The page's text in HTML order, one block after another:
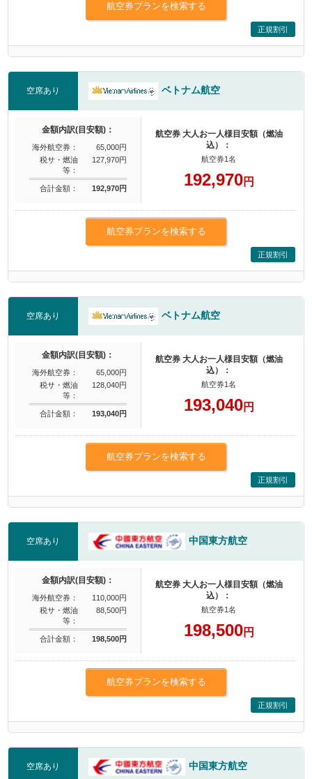
航空券プランを検索する
正規割引
空席あり ベトナム航空
金額内訳(目安額)：
海外航空券：
65,000円
税サ・燃油
等：
127,970円
合計金額： 192,970円
航空券 大人お一人様目安額（燃油
込）：
航空券1名
192,970円
航空券プランを検索する
正規割引
空席あり ベトナム航空
金額内訳(目安額)：
海外航空券：
65,000円
税サ・燃油
等：
128,040円
合計金額： 193,040円
航空券 大人お一人様目安額（燃油
込）：
航空券1名
193,040円
航空券プランを検索する
正規割引
空席あり 中国東方航空
金額内訳(目安額)：
海外航空券：
110,000円
税サ・燃油
等：
88,500円
合計金額： 198,500円
航空券 大人お一人様目安額（燃油
込）：
航空券1名
198,500円
航空券プランを検索する
正規割引
空席あり 中国東方航空